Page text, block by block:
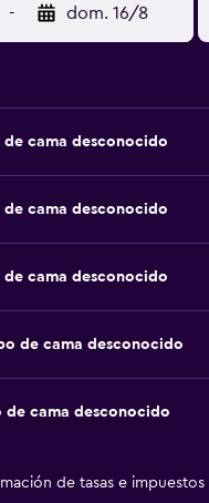
- dom. 16/8
cama desconocido
cama desconocido
cama desconocido
de cama desconocido
cama desconocido
de tasas e